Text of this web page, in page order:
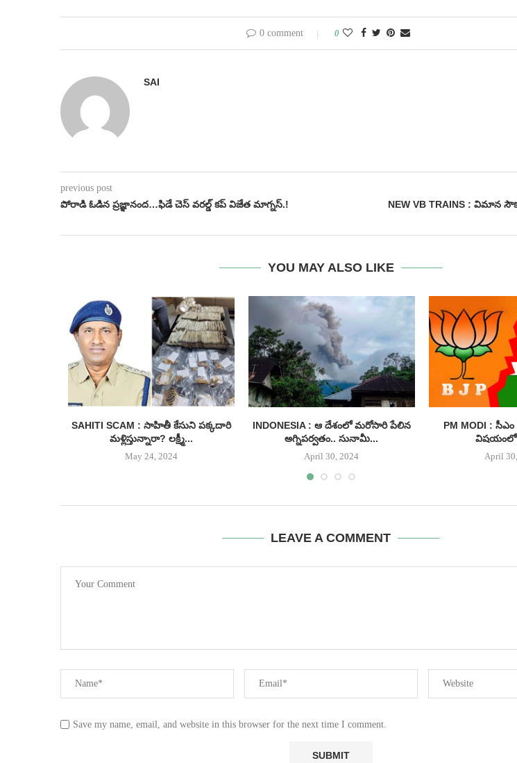
0 comment 0
SAI
previous post
పోరాడి ఓడిన ప్రజ్ఞానంద…ఫిడే చెస్ వరల్డ్ కప్ విజేత మాగ్నస్.!
NEW VB TRAINS : విమాన
YOU MAY ALSO LIKE
SAHITI SCAM : సాహితీ కేసుని పక్కదారి
మళ్లిస్తున్నారా? లక్ష్మీ...
May 24, 2024
INDONESIA : ఆ దేశంలో మరోసారి పేలిన
అగ్నిపర్వతం.. సునామీ...
April 30, 2024
PM MODI :
విషయంలో
April
LEAVE A COMMENT
Save my name, email, and website in this browser for the next time I comment.